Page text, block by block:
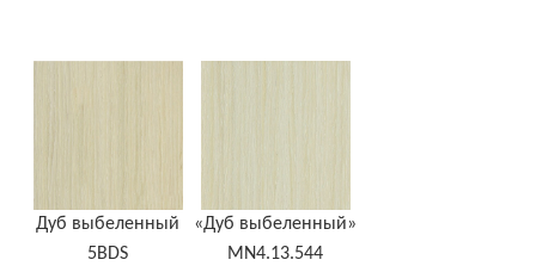
Дуб выбеленный
5BDS
«Дуб выбеленный»
MN4.13.544